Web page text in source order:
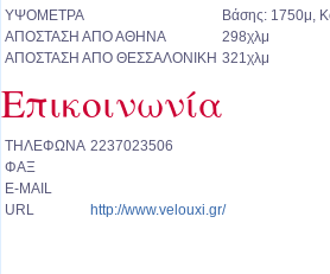
ΥΨΟΜΕΤΡΑ
Βάσης: 1750μ,
ΑΠΟΣΤΑΣΗ ΑΠΟ ΑΘΗΝΑ
298χλμ
ΑΠΟΣΤΑΣΗ ΑΠΟ ΘΕΣΣΑΛΟΝΙΚΗ 321χλμ
Επικοινωνία
ΤΗΛΕΦΩΝΑ 2237023506
ΦΑΞ
E-MAIL
URL
http://www.velouxi.gr/